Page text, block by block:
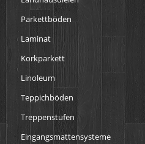
Parkettböden
Laminat
Korkparkett
Linoleum
Teppichböden
Treppenstufen
Eingangsmattensysteme